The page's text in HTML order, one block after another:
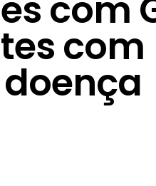
com
com